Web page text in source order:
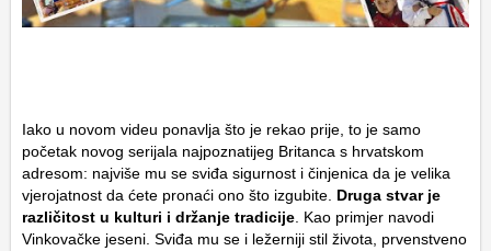
Iako u novom videu ponavlja što je rekao prije, to je samo
početak novog serijala najpoznatijeg Britanca s hrvatskom
adresom: najviše mu se sviđa sigurnost i činjenica da je velika
vjerojatnost da ćete pronaći ono što izgubite. Druga stvar je
različitost u kulturi i držanje tradicije . Kao primjer navodi
Vinkovačke jeseni. Sviđa mu se i ležerniji stil života, prvenstveno